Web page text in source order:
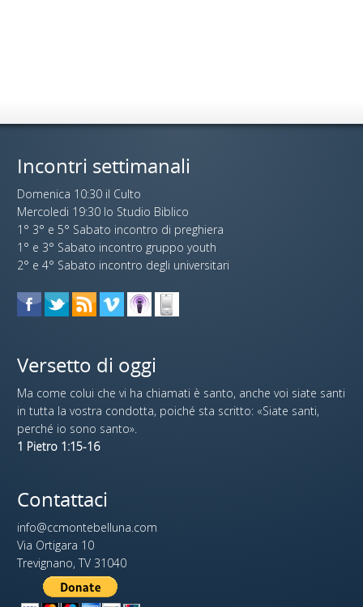
Incontri settimanali
Domenica 10:30 il Culto
Mercoledi 19:30 lo Studio Biblico
1° 3° e 5° Sabato incontro di preghiera
1° e 3° Sabato incontro gruppo youth
2° e 4° Sabato incontro degli universitari
Versetto di oggi
Ma come colui che vi ha chiamati è santo, anche voi siate santi
in tutta la vostra condotta, poiché sta scritto: «Siate santi,
perché io sono santo».
1 Pietro 1:15-16
Contattaci
info@ccmontebelluna.com
Via Ortigara 10
Trevignano, TV 31040